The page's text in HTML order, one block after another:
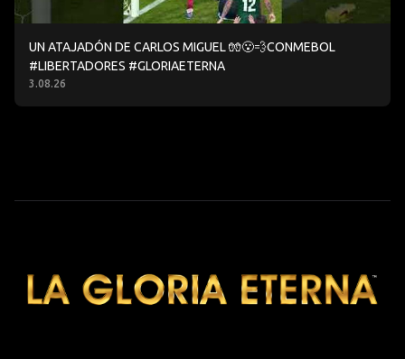
3.08.26
UN ATAJADÓN DE CARLOS MIGUEL 🧤😮‍💨CONMEBOL
#LIBERTADORES #GLORIAETERNA